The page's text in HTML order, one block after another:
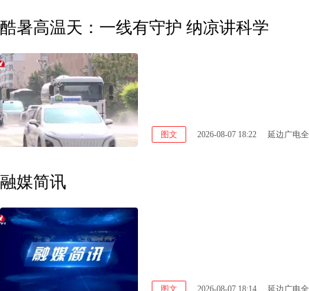
酷暑高温天：一线有守护 纳凉讲科学
图文 2026-08-07 18:22 延边广电
融媒简讯
图文 2026-08-07 18:14 延边广电